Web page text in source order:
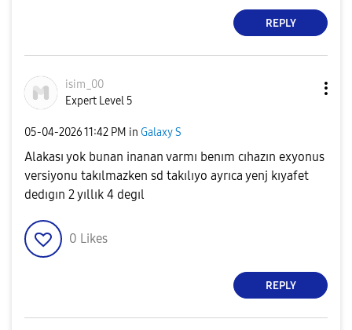
REPLY
isim_00
Expert Level 5
‎05-04-202611:42 PM in Galaxy S
Alakası yok bunan inanan varmı benım cıhazın exyonus
versiyonu takılmazken sd takılıyo ayrıca yenj kıyafet
dedıgın 2 yıllık 4 degıl
0 Likes
REPLY